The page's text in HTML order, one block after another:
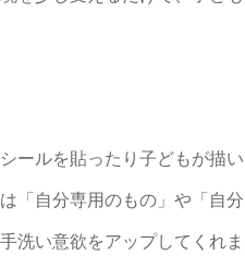
ールを貼ったり子どもが描い
「自分専用のもの」や「自分
洗い意欲をアップしてくれま